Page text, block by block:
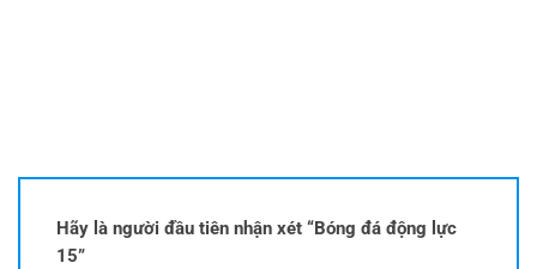
Hãy là người đầu tiên nhận xét “Bóng đá động lực
15”